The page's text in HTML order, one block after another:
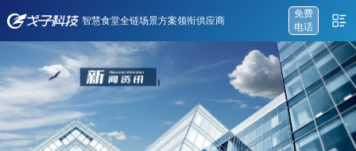
智慧食堂全链场景方案领衔供应商
免费
电话